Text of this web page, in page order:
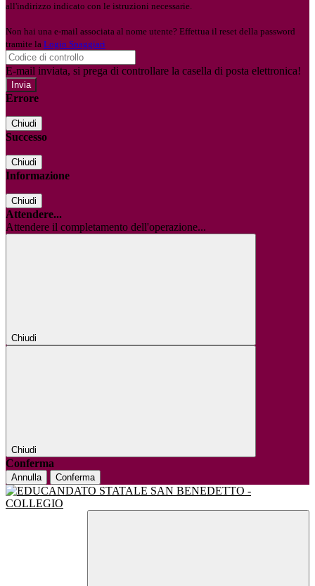
all'indirizzo indicato con le istruzioni necessarie.
Non hai una e-mail associata al nome utente? Effettua il reset della password
tramite la Login Spaggiari
E-mail inviata, si prega di controllare la casella di posta elettronica!
Errore
Chiudi
Successo
Chiudi
Informazione
Chiudi
Attendere...
Attendere il completamento dell'operazione...
Chiudi
Chiudi
Conferma
Annulla Conferma